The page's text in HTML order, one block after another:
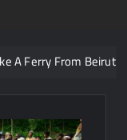
From Beirut To